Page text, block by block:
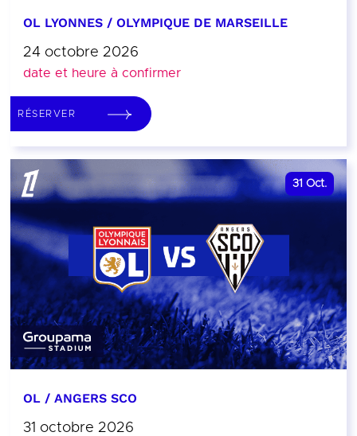
OL LYONNES / OLYMPIQUE DE MARSEILLE
24 octobre 2026
date et heure à confirmer
RÉSERVER
31 Oct.
OL / ANGERS SCO
31 octobre 2026